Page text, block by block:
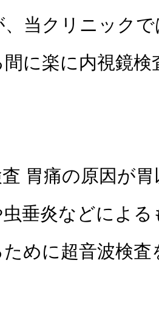
当クリニック
に楽に内視鏡
査 胃痛の原因が
垂炎などによ
ために超音波検